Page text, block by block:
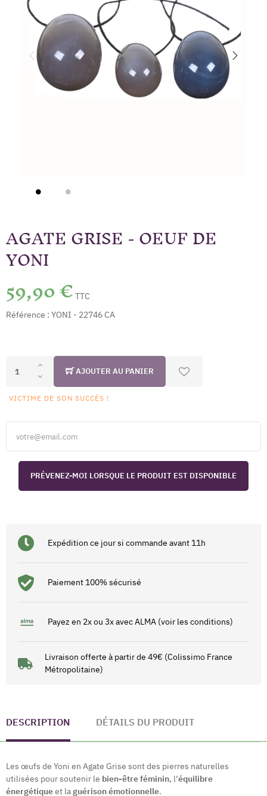
AGATE GRISE - OEUF DE
YONI
59,90 € TTC
Référence : YONI - 22746 CA
AJOUTER AU PANIER
VICTIME DE SON SUCCÈS !
PRÉVENEZ-MOI LORSQUE LE PRODUIT EST DISPONIBLE
Expédition ce jour si commande avant 11h
Paiement 100% sécurisé
Payez en 2x ou 3x avec ALMA (voir les conditions)
Livraison offerte à partir de 49€ (Colissimo France
Métropolitaine)
DESCRIPTION DÉTAILS DU PRODUIT
Les œufs de Yoni en Agate Grise sont des pierres naturelles
utilisées pour soutenir le bien-être féminin, l’équilibre
énergétiqueet laguérison émotionnelle.